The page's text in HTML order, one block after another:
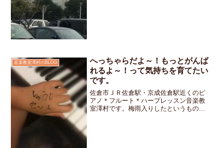
音楽教室澤村のBLOG
へっちゃらだよ～！もっとがんば
れるよ～！って気持ちを育てたい
です。
佐倉市ＪＲ佐倉駅・京成佐倉駅近くのピ
アノ＊フルート＊ハープレッスン音楽教
室澤村です。梅雨入りしたというものカ